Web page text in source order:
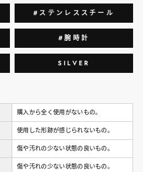
#ステンレススチール
#腕時計
SILVER
購入から全く使用がないもの。
使用した形跡が感じられないもの。
傷や汚れの少ない状態の良いもの。
傷や汚れの少ない状態の良いもの。